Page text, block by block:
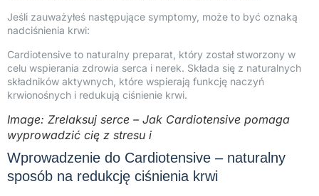
Jeśli zauważyłeś następujące symptomy, może to być oznaką
nadciśnienia krwi:
Cardiotensive to naturalny preparat, który został stworzony w
celu wspierania zdrowia serca i nerek. Składa się z naturalnych
składników aktywnych, które wspierają funkcję naczyń
krwionośnych i redukują ciśnienie krwi.
Image: Zrelaksuj serce – Jak Cardiotensive pomaga
wyprowadzić cię z stresu i
Wprowadzenie do Cardiotensive – naturalny
sposób na redukcję ciśnienia krwi